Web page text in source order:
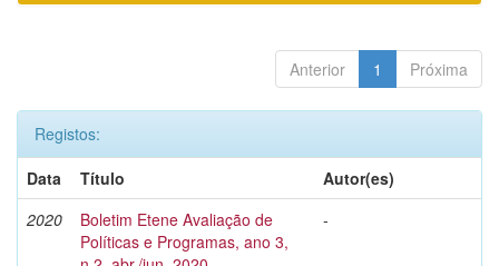
Anterior 1 Próxima
Registos:
Data
Título
Autor(es)
2020
Boletim Etene Avaliação de
Políticas e Programas, ano 3,
-